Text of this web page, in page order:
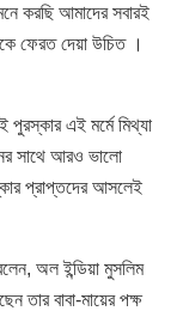
করছি আমাদের সবারই
ফেরত দেয়া উচিত ।
পুরস্কার এই মর্মে মিথ্যা
সাথে আরও ভালো
প্রাপ্তদের আসলেই
অল ইন্ডিয়া মুসলিম
তার বাবা-মায়ের পক্ষ